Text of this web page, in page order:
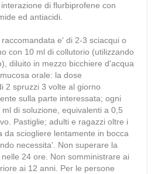
di flurbiprofene con
ed antiacidi.
e' di 2-3 sciacqui o
con 10 ml di collutorio (utilizzando
diluito in mezzo bicchiere d'acqua
orale: la dose
2 spruzzi 3 volte al giorno
sulla parte interessata; ogni
di soluzione, equivalenti a 0,5
Pastiglie; adulti e ragazzi oltre i
da sciogliere lentamente in bocca
necessita'. Non superare la
24 ore. Non somministrare ai
ai 12 anni. Per le persone